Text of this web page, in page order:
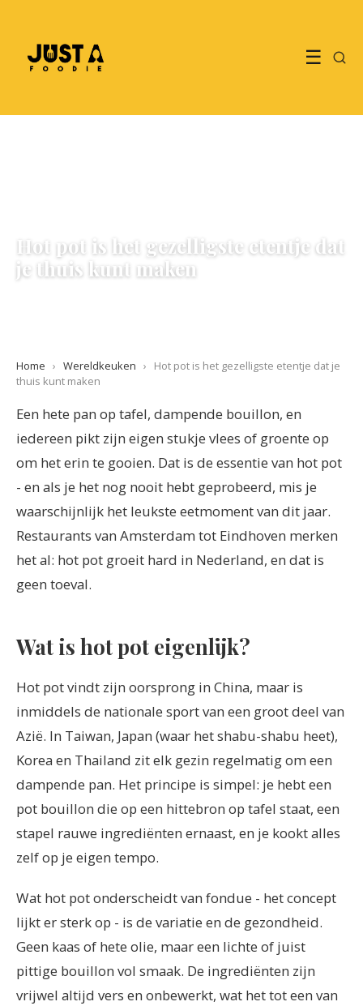
☰
Hot pot is het gezelligste etentje dat
je thuis kunt maken
Home › Wereldkeuken ›
Hot pot is het gezelligste etentje dat je
thuis kunt maken
Een hete pan op tafel, dampende bouillon, en
iedereen pikt zijn eigen stukje vlees of groente op
om het erin te gooien. Dat is de essentie van hot pot
- en als je het nog nooit hebt geprobeerd, mis je
waarschijnlijk het leukste eetmoment van dit jaar.
Restaurants van Amsterdam tot Eindhoven merken
het al: hot pot groeit hard in Nederland, en dat is
geen toeval.
Wat is hot pot eigenlijk?
Hot pot vindt zijn oorsprong in China, maar is
inmiddels de nationale sport van een groot deel van
Azië. In Taiwan, Japan (waar het shabu-shabu heet),
Korea en Thailand zit elk gezin regelmatig om een
dampende pan. Het principe is simpel: je hebt een
pot bouillon die op een hittebron op tafel staat, een
stapel rauwe ingrediënten ernaast, en je kookt alles
zelf op je eigen tempo.
Wat hot pot onderscheidt van fondue - het concept
lijkt er sterk op - is de variatie en de gezondheid.
Geen kaas of hete olie, maar een lichte of juist
pittige bouillon vol smaak. De ingrediënten zijn
vrijwel altijd vers en onbewerkt, wat het tot een van